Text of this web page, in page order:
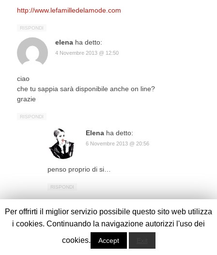
http://www.lefamilledelamode.com
RISPONDI
elena ha detto:
4 Novembre 2013 @ 12:50
ciao
che tu sappia sarà disponibile anche on line?
grazie
RISPONDI
Elena ha detto:
6 Novembre 2013 @ 20:56
penso proprio di si…
RISPONDI
4 Novembre 2013 @ 17:36
Il 14 novembre sarà impossibile accedere negli store h&m,
Per offrirti il miglior servizio possibile questo sito web utilizza
i cookies. Continuando la navigazione autorizzi l'uso dei
cookies.
Accept